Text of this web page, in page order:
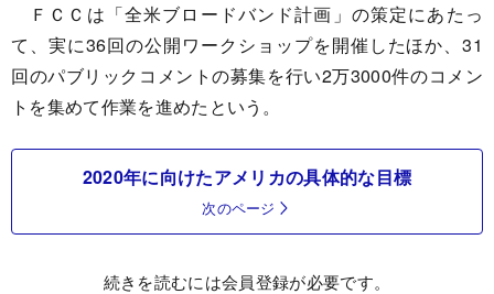
ＦＣＣは「全米ブロードバンド計画」の策定にあたっ
て、実に36回の公開ワークショップを開催したほか、31
回のパブリックコメントの募集を行い2万3000件のコメン
トを集めて作業を進めたという。
2020年に向けたアメリカの具体的な目標
次のページ
続きを読むには会員登録が必要です。